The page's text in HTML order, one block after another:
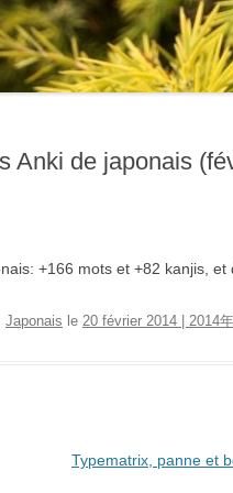
Anki de japonais
+166 mots et +82 kanjis, et
Japonais le 20 février 2014 | 2014
Typematrix, panne et